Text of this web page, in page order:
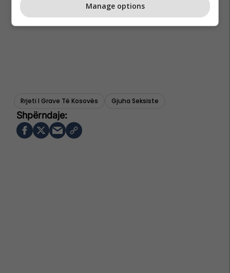
Rrjeti I Grave Të Kosovës Gjuha Seksiste
Manage options